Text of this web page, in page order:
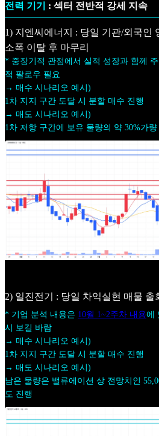
전력 기기 : 섹터 전반적 강세 지속
1) 지엔씨에너지 : 당일 기관/외국인
소폭 이탈 후 마무리
* 중장기적 관점에서 실적 성장과 함께
적 팔로우 필요
→ 매수 시나리오 예시)
1차 지지 구간 도달 시 분할 매수 진행
→ 매도 시나리오 예시)
1차 저항 구간에 보유 물량의 약 30%가
2) 일진전기 : 당일 차익실현 매물 출
* 기업 분석 내용은 10월 1~2주차 내용에
시 보길 바람
→ 매수 시나리오 예시)
1차 지지 구간 도달 시 분할 매수 진행
→ 매도 시나리오 예시)
남은 물량은 밸류에이션 상 전망치인
도 진행